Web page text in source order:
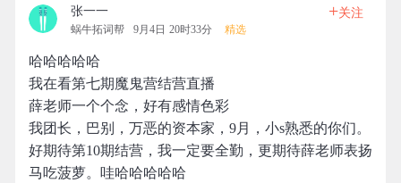
张一一
蜗牛拓词帮 9月4日 20时33分 精选
+关注
哈哈哈哈哈
我在看第七期魔鬼营结营直播
薛老师一个个念，好有感情色彩
我团长，巴别，万恶的资本家，9月，小s熟悉的你们。
好期待第10期结营，我一定要全勤，更期待薛老师表扬
马吃菠萝。哇哈哈哈哈哈